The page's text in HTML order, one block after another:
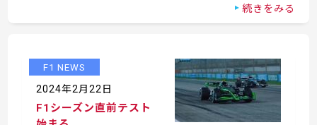
続きをみる
F1 NEWS
2024年2月22日
F1シーズン直前テスト